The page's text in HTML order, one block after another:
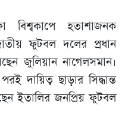
হতাশাজনক
ফুটবল দলের প্রধান
জুলিয়ান নাগেলসমান।
দায়িত্ব ছাড়ার সিদ্ধান্ত
ইতালির জনপ্রিয় ফুটবল